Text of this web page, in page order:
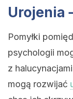
Urojenia
Pomyłki
psychologii
z
mogą rozwijać